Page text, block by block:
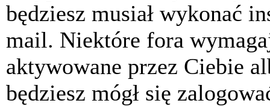
będziesz musiał wykonać
mail. Niektóre fora
aktywowane przez Ciebie
będziesz mógł się